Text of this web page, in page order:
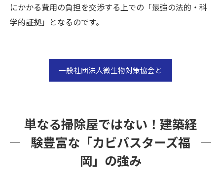
にかかる費用の負担を交渉する上での「最強の法的・科
学的証拠」となるのです。
一般社団法人微生物対策協会と
単なる掃除屋ではない！建築経
験豊富な「カビバスターズ福
岡」の強み